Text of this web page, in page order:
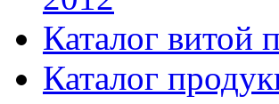
Каталог витой
Каталог